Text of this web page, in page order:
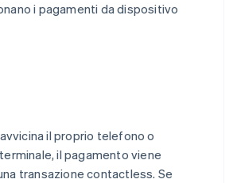
i pagamenti da dispositivo
il proprio telefono o
il pagamento viene
transazione contactless. Se